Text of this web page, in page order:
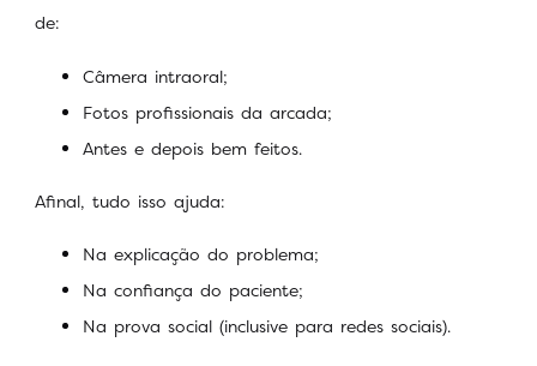
de:
Câmera intraoral;
Fotos profissionais da arcada;
Antes e depois bem feitos.
Afinal, tudo isso ajuda:
Na explicação do problema;
Na confiança do paciente;
Na prova social (inclusive para redes sociais).